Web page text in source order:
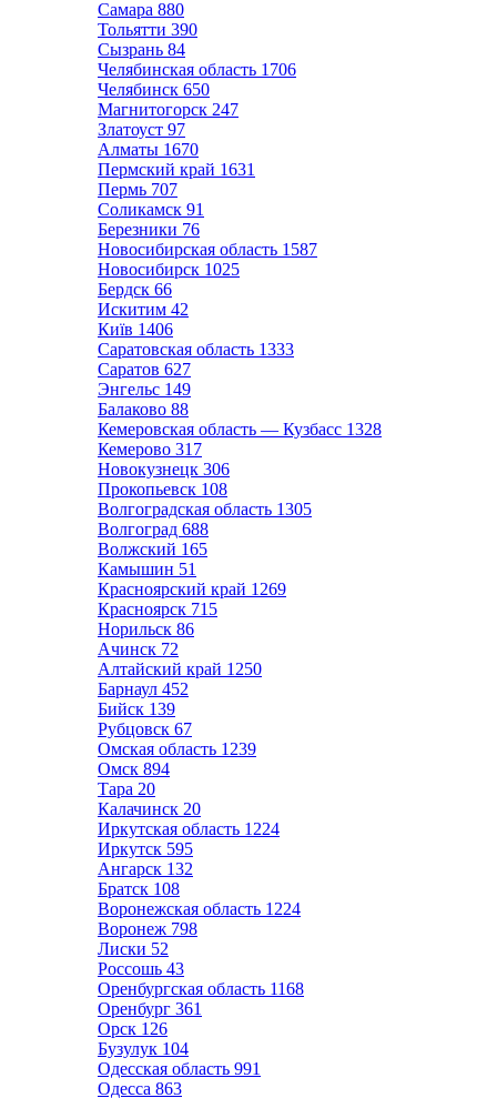
Самара 880
Тольятти 390
Сызрань 84
Челябинская область 1706
Челябинск 650
Магнитогорск 247
Златоуст 97
Алматы 1670
Пермский край 1631
Пермь 707
Соликамск 91
Березники 76
Новосибирская область 1587
Новосибирск 1025
Бердск 66
Искитим 42
Київ 1406
Саратовская область 1333
Саратов 627
Энгельс 149
Балаково 88
Кемеровская область — Кузбасс 1328
Кемерово 317
Новокузнецк 306
Прокопьевск 108
Волгоградская область 1305
Волгоград 688
Волжский 165
Камышин 51
Красноярский край 1269
Красноярск 715
Норильск 86
Ачинск 72
Алтайский край 1250
Барнаул 452
Бийск 139
Рубцовск 67
Омская область 1239
Омск 894
Тара 20
Калачинск 20
Иркутская область 1224
Иркутск 595
Ангарск 132
Братск 108
Воронежская область 1224
Воронеж 798
Лиски 52
Россошь 43
Оренбургская область 1168
Оренбург 361
Орск 126
Бузулук 104
Одесская область 991
Одесса 863